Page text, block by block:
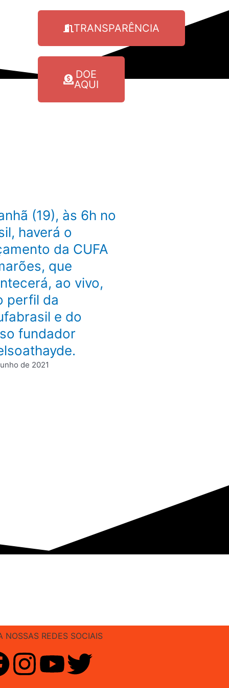
TRANSPARÊNCIA
DOE
AQUI
(19), às 6h no
haverá o
da CUFA
que
ao vivo,
perfil da
e do
fundador
de 2021
NOSSAS REDES SOCIAIS
I
Y T